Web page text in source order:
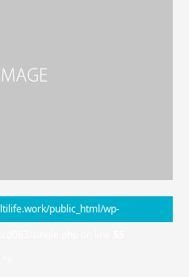
public_html/wp-